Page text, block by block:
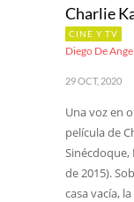
Charlie
CINE Y TV
Diego De
29 OCT, 2020
Una voz en
película de
Sinécdoque,
de 2015).
casa vacía,